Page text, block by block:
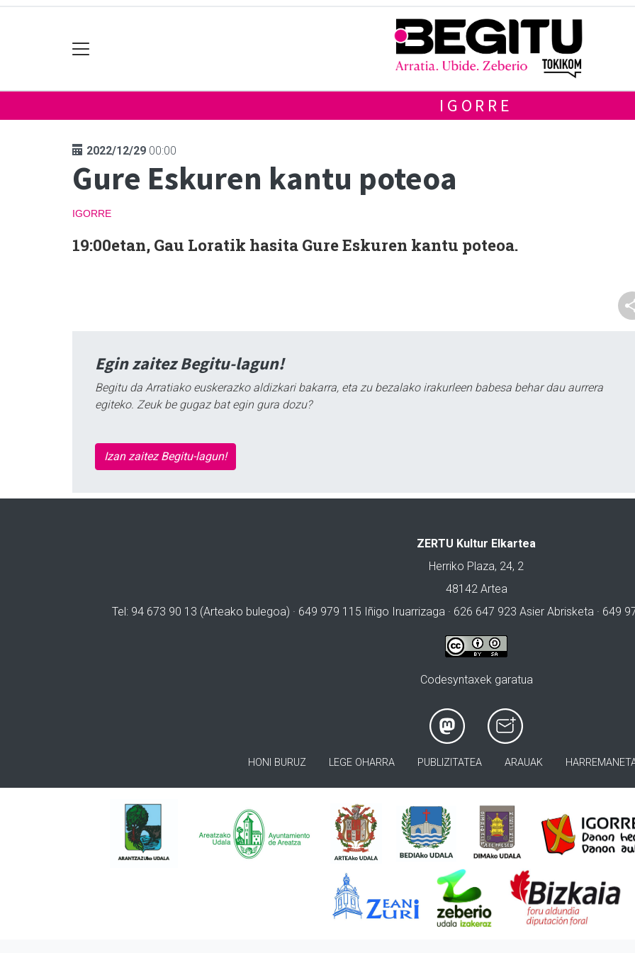
IGORRE
2022/12/29 00:00
Gure Eskuren kantu poteoa
IGORRE
19:00etan, Gau Loratik hasita Gure Eskuren kantu poteoa.
Egin zaitez Begitu-lagun!
Begitu da Arratiako euskerazko aldizkari bakarra, eta zu bezalako irakurleen babesa behar dau aurrera
egiteko. Zeuk be gugaz bat egin gura dozu?
Izan zaitez Begitu-lagun!
ZERTU Kultur Elkartea
Herriko Plaza, 24, 2
48142 Artea
Tel: 94 673 90 13 (Arteako bulegoa) · 649 979 115 Iñigo Iruarrizaga · 626 647 923 Asier Abrisketa · 649
Codesyntaxek garatua
HONI BURUZ LEGE OHARRA PUBLIZITATEA ARAUAK